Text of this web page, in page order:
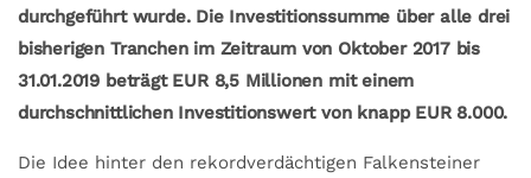
durchgeführt wurde. Die Investitionssumme über alle drei
bisherigen Tranchen im Zeitraum von Oktober 2017 bis
31.01.2019 beträgt EUR 8,5 Millionen mit einem
durchschnittlichen Investitionswert von knapp EUR 8.000.
Die Idee hinter den rekordverdächtigen Falkensteiner